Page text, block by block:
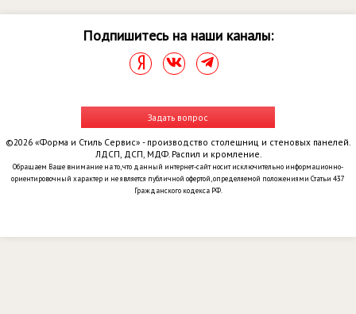
Подпишитесь на наши каналы:
Задать вопрос
©2026 «Форма и Стиль Сервис» - производство столешниц и стеновых панелей.
ЛДСП, ДСП, МДФ. Распил и кромление.
Обращаем Ваше внимание на то, что данный интернет-сайт носит исключительно информационно-
ориентировочный характер и не является публичной офертой, определяемой положениями Статьи 437
Гражданского кодекса РФ.